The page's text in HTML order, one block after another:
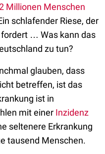
Millionen Menschen
schlafender Riese, der
… Was kann das
zu tun?
glauben, dass
betreffen, ist das
ist in
mit einer Inzidenz
seltenere Erkrankung
tausend Menschen.